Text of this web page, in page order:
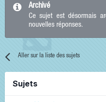
Archivé
Ce sujet est désormais
nouvelles réponses.
Aller sur la liste des sujets
Sujets